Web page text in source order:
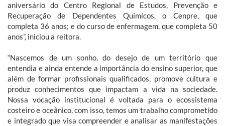
aniversário do Centro Regional de Estudos, Prevenção e
Recuperação de Dependentes Químicos, o Cenpre, que
completa 36 anos; e do curso de enfermagem, que completa 50
anos”, iniciou a reitora.
“Nascemos de um sonho, do desejo de um território que
entendia e ainda entende a importância do ensino superior, que
além de formar profissionais qualificados, promove cultura e
produz conhecimentos que impactam a vida na sociedade.
Nossa vocação institucional é voltada para o ecossistema
costeiro e oceânico, com isso, temos um trabalho comprometido
e integrado que visa compreender e analisar as manifestações